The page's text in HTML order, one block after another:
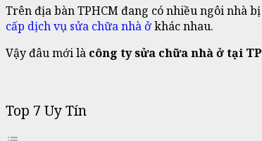
Trên địa bàn TPHCM đang có nhiều ngôi nhà
cấp dịch vụ sửa chữa nhà ởkhác nhau.
Vậy đâu mới là công ty sửa chữa nhà ở tại
Top 7 Uy Tín